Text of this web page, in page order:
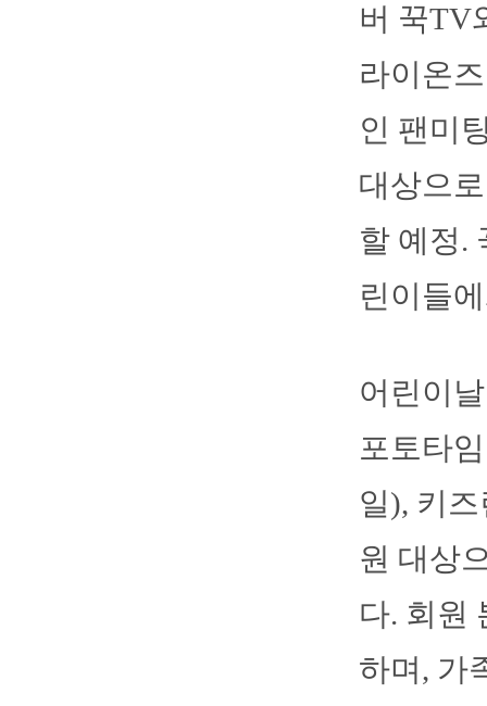
버 꾹TV
라이온
인 팬미
대상으
할 예정.
린이들
어린이
포토타
일), 키
원 대상
다. 회원
하며, 가